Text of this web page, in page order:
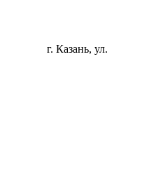
г. Казань, ул.